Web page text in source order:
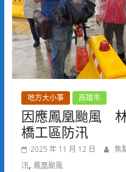
地方大小事 高雄市
因應鳳凰颱風
橋工區防汛
2025 年 11 月 12 日 焦
汛, 鳳凰颱風